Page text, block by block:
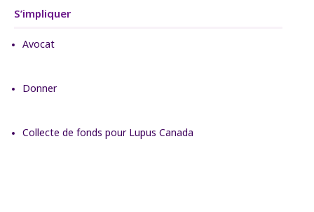
S’impliquer
Avocat
Donner
Collecte de fonds pour Lupus Canada